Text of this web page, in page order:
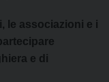
le associazioni e i
e di